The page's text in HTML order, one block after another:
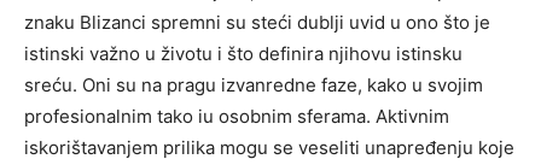
znaku Blizanci spremni su steći dublji uvid u ono što je
istinski važno u životu i što definira njihovu istinsku
sreću. Oni su na pragu izvanredne faze, kako u svojim
profesionalnim tako iu osobnim sferama. Aktivnim
iskorištavanjem prilika mogu se veseliti unapređenju koje